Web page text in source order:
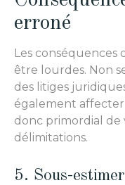
erroné
Les
être lourdes. Non
des litiges
également
donc primordial de
délimitations.
5. Sous-